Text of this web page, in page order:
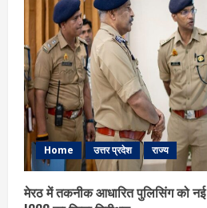
Home उत्तर प्रदेश राज्य
मेरठ में तकनीक आधारित पुलिसिंग को नई